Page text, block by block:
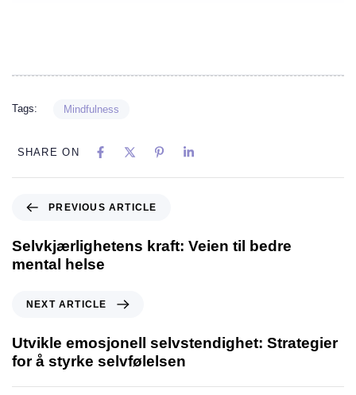
Tags: Mindfulness
SHARE ON
PREVIOUS ARTICLE
Selvkjærlighetens kraft: Veien til bedre
mental helse
NEXT ARTICLE
Utvikle emosjonell selvstendighet: Strategier
for å styrke selvfølelsen